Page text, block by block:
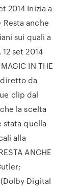
2014 Inizia a
anche
sui quali a
set 2014
IN THE
da
clip dal
la scelta
quella
alla
ANCHE
Digital